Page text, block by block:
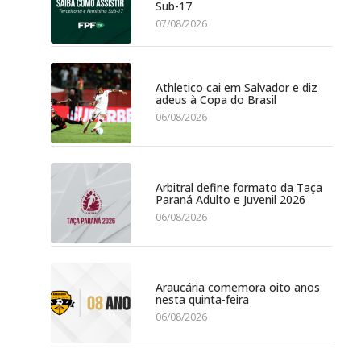
Sub-17
07/08/2026
Athletico cai em Salvador e diz
adeus à Copa do Brasil
06/08/2026
Arbitral define formato da Taça
Paraná Adulto e Juvenil 2026
06/08/2026
Araucária comemora oito anos
nesta quinta-feira
06/08/2026